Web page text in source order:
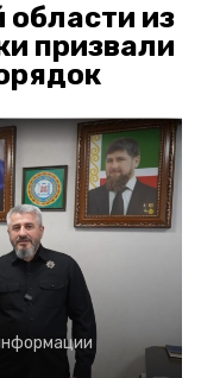
области из
призвали